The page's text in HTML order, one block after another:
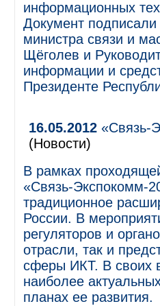
информационных
Документ
министра связи и
Щёголев и
информации и
Президенте
16.05.2012 «Связь-
(Новости)
В рамках
«Связь-Экспокомм-
традиционное
России. В
регуляторов и
отрасли, так и
сферы ИКТ. В своих
наиболее
планах ее развития.